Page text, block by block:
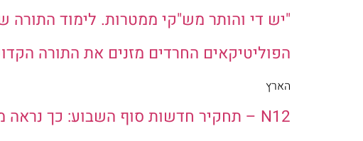
"יש די והותר מש"קי ממטרות. לימוד
הפוליטיקאים החרדים מזנים את התורה
הארץ
N12 – תחקיר חדשות סוף השבוע: כך נראה מנגנון ההשתמטות החרדי מצה"ל